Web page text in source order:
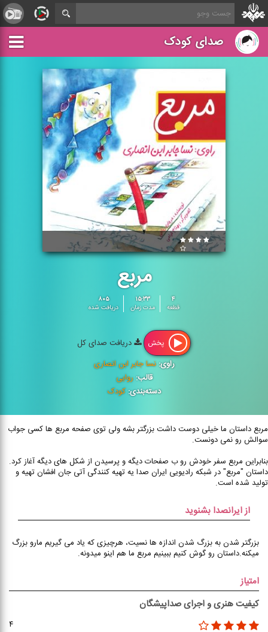
صدای کودک
مربع
۴
قطعه
۱۵:۳۳
مدت زمان
۸۰۵
دریافت شده
پخش
دریافت صدای کل
راوی: نسا جابر ابن انصاری
قالب: روایی
دسته‌بندی: کودک
مربع داستان ما خیلی دوست داشت بزرگتر بشه ولی توی صفحه مربع ها کسی جواب
سوالش رو نمی دونست.
بنابراین مربع سفر خودش رو ب صفحات دیگه و پرسیدن از شکل های دیگه آغاز کرد.
داستان "مربع" در شبکه رادیویی ایران صدا یه تهیه کنندگی آتی جان افشان تهیه و
تولید شده است.
از ایرانصدا بشنوید
بزرگتر شدن به بزرگ شدن اندازه ها نسیت، هرچیزی که یاد می گیریم مارو بزرگ
میکنه.داستان رو گوش کنیم ببینیم مربع ما هم اینو میدونه.
امتیاز
کیفیت هنری و اجرای صداپیشگان
۴